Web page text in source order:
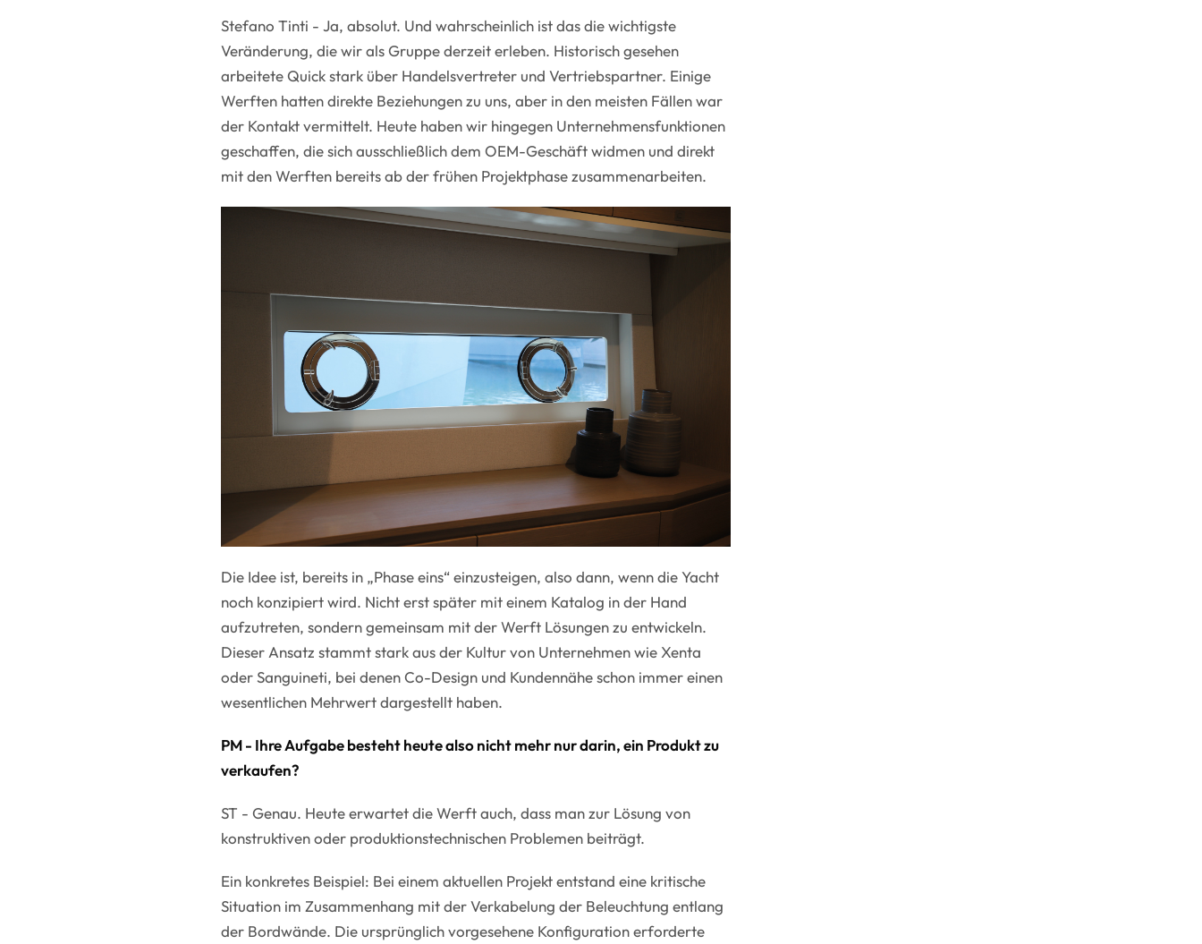
Stefano Tinti - Ja, absolut. Und wahrscheinlich ist das die wichtigste
Veränderung, die wir als Gruppe derzeit erleben. Historisch gesehen
arbeitete Quick stark über Handelsvertreter und Vertriebspartner. Einige
Werften hatten direkte Beziehungen zu uns, aber in den meisten Fällen war
der Kontakt vermittelt. Heute haben wir hingegen Unternehmensfunktionen
geschaffen, die sich ausschließlich dem OEM-Geschäft widmen und direkt
mit den Werften bereits ab der frühen Projektphase zusammenarbeiten.
Die Idee ist, bereits in „Phase eins“ einzusteigen, also dann, wenn die Yacht
noch konzipiert wird. Nicht erst später mit einem Katalog in der Hand
aufzutreten, sondern gemeinsam mit der Werft Lösungen zu entwickeln.
Dieser Ansatz stammt stark aus der Kultur von Unternehmen wie Xenta
oder Sanguineti, bei denen Co-Design und Kundennähe schon immer einen
wesentlichen Mehrwert dargestellt haben.
PM - Ihre Aufgabe besteht heute also nicht mehr nur darin, ein Produkt zu
verkaufen?
ST - Genau. Heute erwartet die Werft auch, dass man zur Lösung von
konstruktiven oder produktionstechnischen Problemen beiträgt.
Ein konkretes Beispiel: Bei einem aktuellen Projekt entstand eine kritische
Situation im Zusammenhang mit der Verkabelung der Beleuchtung entlang
der Bordwände. Die ursprünglich vorgesehene Konfiguration erforderte